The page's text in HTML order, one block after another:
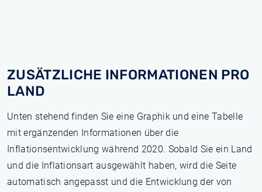
ZUSÄTZLICHE INFORMATIONEN PRO
LAND
Unten stehend finden Sie eine Graphik und eine Tabelle
mit ergänzenden Informationen über die
Inflationsentwicklung während 2020. Sobald Sie ein Land
und die Inflationsart ausgewählt haben, wird die Seite
automatisch angepasst und die Entwicklung der von